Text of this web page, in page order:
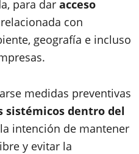
para dar acceso
relacionada con
geografía e incluso
medidas preventivas
sistémicos dentro del
intención de mantener
y evitar la